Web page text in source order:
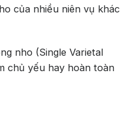
của nhiều niên vụ khác
nho (Single Varietal
chủ yếu hay hoàn toàn